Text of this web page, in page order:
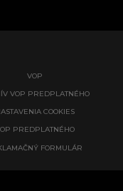
VOP
VOP PREDPLATNÉHO
COOKIES
PREDPLATNÉHO
FORMULÁR